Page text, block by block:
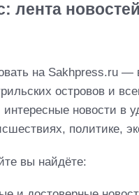
лента
на Sakhpress.ru —
островов и
интересные новости в
политике,
вы найдёте: